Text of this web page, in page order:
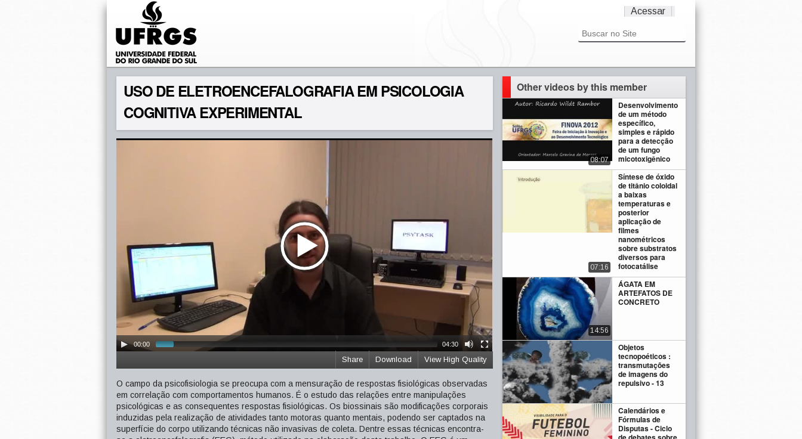
Acessar
USO DE ELETROENCEFALOGRAFIA EM PSICOLOGIA
COGNITIVA EXPERIMENTAL
00:00 04:30
View High Quality
Download
Share
O campo da psicofisiologia se preocupa com a mensuração de respostas fisiológicas observadas
em correlação com comportamentos humanos. É o estudo das relações entre manipulações
psicológicas e as consequentes respostas fisiológicas. Os biossinais são modificações corporais
induzidas pela realização de atividades tanto motoras quanto mentais, podendo ser captados na
superfície do corpo utilizando técnicas não invasivas de coleta. Dentre essas técnicas encontra-
Other videos by this member
Desenvolvimento
de um método
específico,
simples e rápido
para a detecção
de um fungo
micotoxigênico
08:07
Síntese de óxido
de titânio coloidal
a baixas
temperaturas e
posterior
aplicação de
filmes
nanométricos
sobre substratos
diversos para
fotocatálise
07:16
ÁGATA EM
ARTEFATOS DE
CONCRETO
14:56
Objetos
tecnopoéticos :
transmutações
de imagens do
repulsivo - 13
Calendários e
Fórmulas de
Disputas - Ciclo